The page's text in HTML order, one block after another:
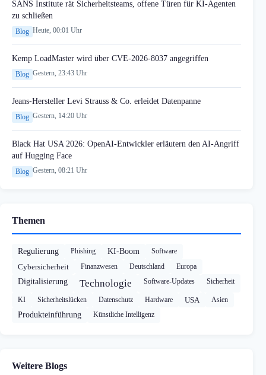
SANS Institute rät Sicherheitsteams, offene Türen für KI-Agenten
zu schließen
Blog Heute, 00:01 Uhr
Kemp LoadMaster wird über CVE-2026-8037 angegriffen
Blog Gestern, 23:43 Uhr
Jeans-Hersteller Levi Strauss & Co. erleidet Datenpanne
Blog Gestern, 14:20 Uhr
Black Hat USA 2026: OpenAI-Entwickler erläutern den AI-Angriff
auf Hugging Face
Blog Gestern, 08:21 Uhr
Themen
Regulierung Phishing KI-Boom Software
Cybersicherheit Finanzwesen Deutschland Europa
Digitalisierung Technologie Software-Updates Sicherheit
KI Sicherheitslücken Datenschutz Hardware USA Asien
Produkteinführung Künstliche Intelligenz
Weitere Blogs